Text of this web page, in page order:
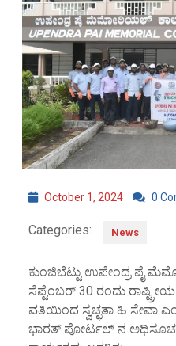
October 1, 2024 0
Categories: News
ಕುಂಜಿಬೆಟ್ಟು ಉಪೇಂದ್ರ ಪೈ
ಸೆಪ್ಟೆಂಬರ್ 30 ರಂದು
ವತಿಯಿಂದ ಸ್ವಚ್ಛತಾ ಹಿ ಸೇವಾ
ಭಾರತ್ ಪೋರ್ಟಲ್ ನ